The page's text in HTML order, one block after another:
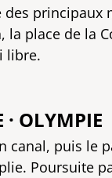
des principaux
la place de la
libre.
· OLYMPIE
puis le
Poursuite